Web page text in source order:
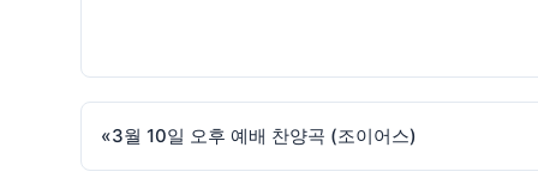
«3월 10일 오후 예배 찬양곡 (조이어스)